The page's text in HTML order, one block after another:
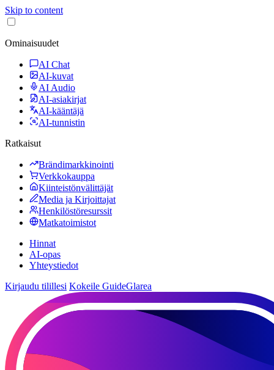
Skip to content
Ominaisuudet
AI Chat
AI-kuvat
AI Audio
AI-asiakirjat
AI-kääntäjä
AI-tunnistin
Ratkaisut
Brändimarkkinointi
Verkkokauppa
Kiinteistönvälittäjät
Media ja Kirjoittajat
Henkilöstöresurssit
Matkatoimistot
Hinnat
AI-opas
Yhteystiedot
Kirjaudu tilillesi Kokeile GuideGlarea